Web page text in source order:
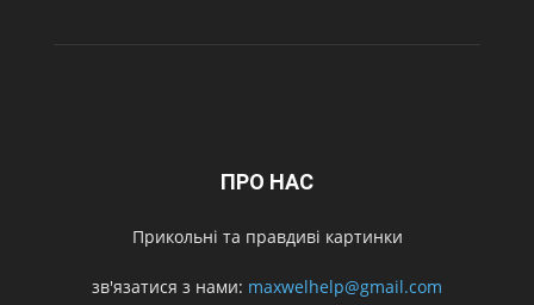
ПРО НАС
Прикольні та правдиві картинки
зв'язатися з нами: maxwelhelp@gmail.com